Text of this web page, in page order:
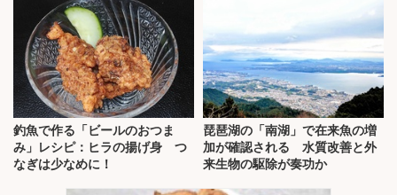
釣魚で作る「ビールのおつま
み」レシピ：ヒラの揚げ身 つ
なぎは少なめに！
琵琶湖の「南湖」で在来魚の増
加が確認される 水質改善と外
来生物の駆除が奏功か